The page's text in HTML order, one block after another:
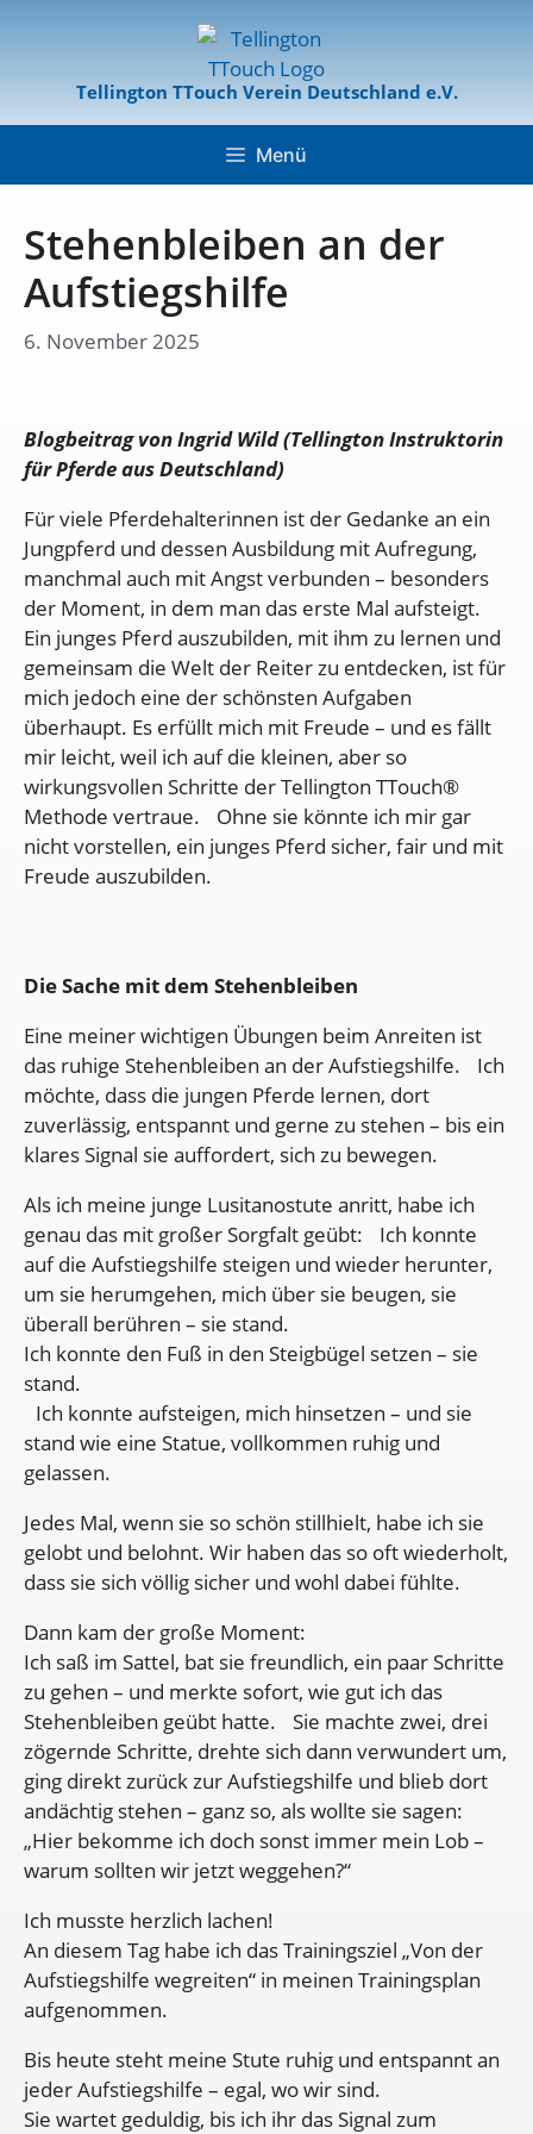
Tellington TTouch Verein Deutschland e.V.
Menü
Stehenbleiben an der
Aufstiegshilfe
6. November 2025
Blogbeitrag von Ingrid Wild (Tellington Instruktorin
für Pferde aus Deutschland)
Für viele Pferdehalterinnen ist der Gedanke an ein
Jungpferd und dessen Ausbildung mit Aufregung,
manchmal auch mit Angst verbunden – besonders
der Moment, in dem man das erste Mal aufsteigt.
Ein junges Pferd auszubilden, mit ihm zu lernen und
gemeinsam die Welt der Reiter zu entdecken, ist für
mich jedoch eine der schönsten Aufgaben
überhaupt. Es erfüllt mich mit Freude – und es fällt
mir leicht, weil ich auf die kleinen, aber so
wirkungsvollen Schritte der Tellington TTouch®
Methode vertraue. Ohne sie könnte ich mir gar
nicht vorstellen, ein junges Pferd sicher, fair und mit
Freude auszubilden.
Die Sache mit dem Stehenbleiben
Eine meiner wichtigen Übungen beim Anreiten ist
das ruhige Stehenbleiben an der Aufstiegshilfe. Ich
möchte, dass die jungen Pferde lernen, dort
zuverlässig, entspannt und gerne zu stehen – bis ein
klares Signal sie auffordert, sich zu bewegen.
Als ich meine junge Lusitanostute anritt, habe ich
genau das mit großer Sorgfalt geübt: Ich konnte
auf die Aufstiegshilfe steigen und wieder herunter,
um sie herumgehen, mich über sie beugen, sie
überall berühren – sie stand.
Ich konnte den Fuß in den Steigbügel setzen – sie
stand.
Ich konnte aufsteigen, mich hinsetzen – und sie
stand wie eine Statue, vollkommen ruhig und
gelassen.
Jedes Mal, wenn sie so schön stillhielt, habe ich sie
gelobt und belohnt. Wir haben das so oft wiederholt,
dass sie sich völlig sicher und wohl dabei fühlte.
Dann kam der große Moment:
Ich saß im Sattel, bat sie freundlich, ein paar Schritte
zu gehen – und merkte sofort, wie gut ich das
Stehenbleiben geübt hatte. Sie machte zwei, drei
zögernde Schritte, drehte sich dann verwundert um,
ging direkt zurück zur Aufstiegshilfe und blieb dort
andächtig stehen – ganz so, als wollte sie sagen:
„Hier bekomme ich doch sonst immer mein Lob –
warum sollten wir jetzt weggehen?“
Ich musste herzlich lachen!
An diesem Tag habe ich das Trainingsziel „Von der
Aufstiegshilfe wegreiten“ in meinen Trainingsplan
aufgenommen.
Bis heute steht meine Stute ruhig und entspannt an
jeder Aufstiegshilfe – egal, wo wir sind.
Sie wartet geduldig, bis ich ihr das Signal zum